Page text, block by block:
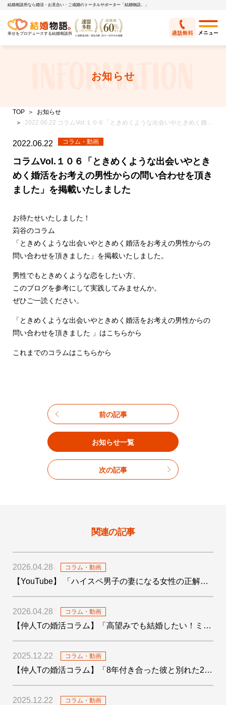
結婚相談所なら婚活・お見合い・ご成婚のトータルサポーター「結婚物語。」
幸せをプロデュースする結婚相談所
お知らせ
TOP
お知らせ
2022.06.22 コラムVol.１０６「ときめくような出会いやときめく婚活をお考えの男性からの問い合わせを頂きました」を掲載いたしました
2022.06.22
コラムVol.１０６「ときめくような出会いやとき
めく婚活をお考えの男性からの問い合わせを頂き
ました」を掲載いたしました
コラム・動画
お待たせいたしました！
苅谷のコラム
「ときめくような出会いやときめく婚活をお考えの男性からの
問い合わせを頂きました」 を掲載いたしました。
男性でもときめくような恋をしたい方、
このブログを参考にして実践してみませんか。
ぜひご一読ください。
「ときめくような出会いやときめく婚活をお考えの男性からの
問い合わせを頂きました 」はこちらから
これまでのコラムはこちらから
前の記事
お知らせ一覧
次の記事
関連の記事
2026.04.28 コラム・動画
【YouTube】 「ハイスペ男子の妻になる女性の正解がわかりました！」を公開しました
2026.04.28 コラム・動画
【仲人Tの婚活コラム】「高望みでも結婚したい！ミドサー男子の婚活〜4つの婚活テクも添えて〜」を公開しました
2025.12.22 コラム・動画
【仲人Tの婚活コラム】「8年付き合った彼と別れた29歳女子の婚活」を公開しました
2025.12.22 コラム・動画